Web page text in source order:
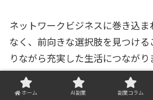
ネットワークビジネスに巻き込
なく、前向きな選択肢を見つけ
りながら充実した生活につながり
ホーム AI副業 副業コラム